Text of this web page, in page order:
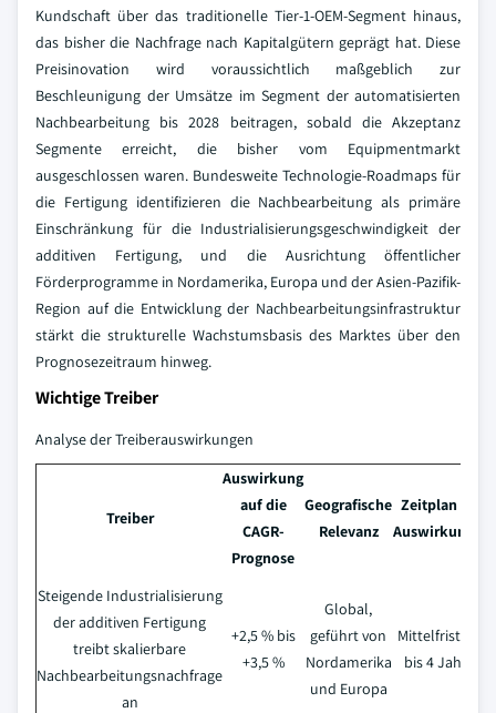
Kundschaft über das traditionelle Tier-1-OEM-Segment hinaus,
das bisher die Nachfrage nach Kapitalgütern geprägt hat. Diese
Preisinovation wird voraussichtlich maßgeblich zur
Beschleunigung der Umsätze im Segment der automatisierten
Nachbearbeitung bis 2028 beitragen, sobald die Akzeptanz
Segmente erreicht, die bisher vom Equipmentmarkt
ausgeschlossen waren. Bundesweite Technologie-Roadmaps für
die Fertigung identifizieren die Nachbearbeitung als primäre
Einschränkung für die Industrialisierungsgeschwindigkeit der
additiven Fertigung, und die Ausrichtung öffentlicher
Förderprogramme in Nordamerika, Europa und der Asien-Pazifik-
Region auf die Entwicklung der Nachbearbeitungsinfrastruktur
stärkt die strukturelle Wachstumsbasis des Marktes über den
Prognosezeitraum hinweg.
Wichtige Treiber
Analyse der Treiberauswirkungen
Treiber
Auswirkung
auf die
CAGR-
Prognose
Geografische
Relevanz
Zeitplan der
Auswirkungen
Steigende Industrialisierung
der additiven Fertigung
treibt skalierbare
Nachbearbeitungsnachfrage
an
+2,5 % bis
+3,5 %
Global,
geführt von
Nordamerika
und Europa
Mittelfristig (2
bis 4 Jahre)